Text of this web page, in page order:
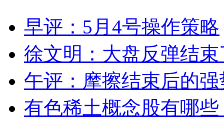
早评：5月4号操作策略
徐文明：大盘反弹结束
午评：摩擦结束后的
有色稀土概念股有哪